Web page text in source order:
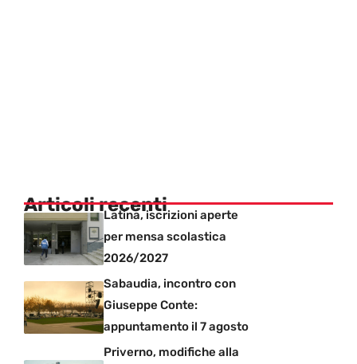
Articoli recentiLatina, iscrizioni aperte
per mensa scolastica
2026/2027
Sabaudia, incontro con
Giuseppe Conte:
appuntamento il 7 agosto
Priverno, modifiche alla